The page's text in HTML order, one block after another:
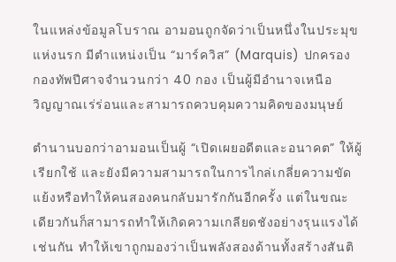
ในแหล่งข้อมูลโบราณ อามอนถูกจัดว่าเป็นหนึ่งในประมุข
แห่งนรก มีตำแหน่งเป็น “มาร์ควิส” (Marquis) ปกครอง
กองทัพปีศาจจำนวนกว่า 40 กอง เป็นผู้มีอำนาจเหนือ
วิญญาณเร่ร่อนและสามารถควบคุมความคิดของมนุษย์
ตำนานบอกว่าอามอนเป็นผู้ “เปิดเผยอดีตและอนาคต” ให้ผู้
เรียกใช้ และยังมีความสามารถในการไกล่เกลี่ยความขัด
แย้งหรือทำให้คนสองคนกลับมารักกันอีกครั้ง แต่ในขณะ
เดียวกันก็สามารถทำให้เกิดความเกลียดชังอย่างรุนแรงได้
เช่นกัน ทำให้เขาถูกมองว่าเป็นพลังสองด้านทั้งสร้างสันติ